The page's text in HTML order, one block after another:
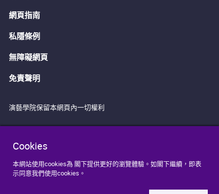
Cookies
本網站使用cookies為 閣下提供更好的瀏覽體驗。如閣下繼續，即表
示同意我們使用cookies。
網頁指南
私隱條例
無障礙網頁
免責聲明
演藝學院保留本網頁內一切權利